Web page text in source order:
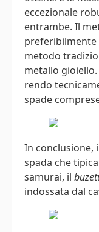
eccezionale
entrambe. Il
preferibilmente
metodo
metallo
rendo
spade
In conclusione,
spada che
samurai, il
indossata dal